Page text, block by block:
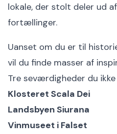
lokale, der stolt deler ud
fortællinger.
Uanset om du er til
vil du finde masser af
Tre seværdigheder du
Klosteret Scala Dei
Landsbyen Siurana
Vinmuseet i Falset